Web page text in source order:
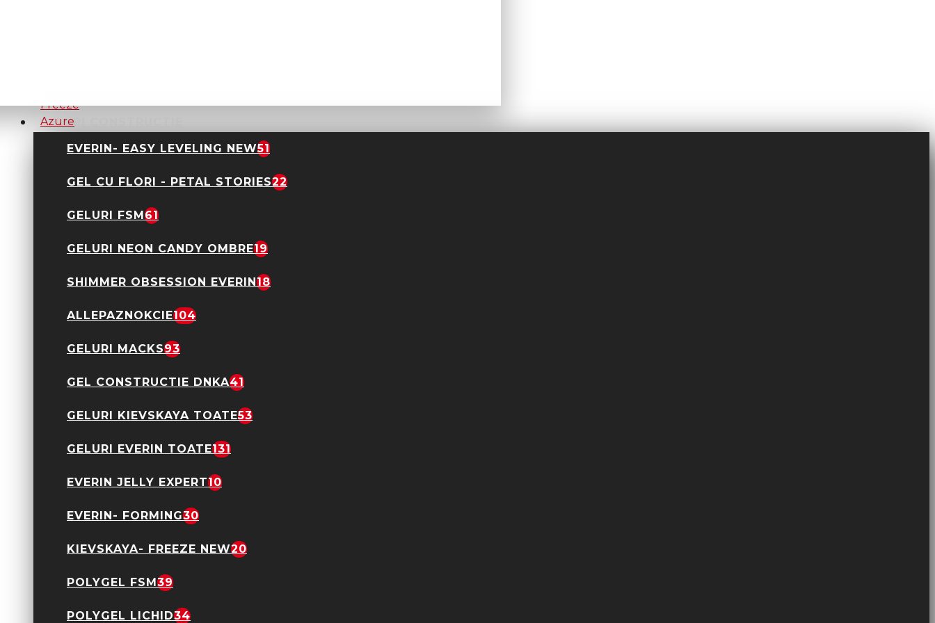
GELURI CONSTRUCTIE
EVERIN- EASY LEVELING NEW51
GEL CU FLORI - PETAL STORIES22
GELURI FSM61
GELURI NEON CANDY OMBRE19
SHIMMER OBSESSION EVERIN18
ALLEPAZNOKCIE104
GELURI MACKS93
GEL CONSTRUCTIE DNKA41
GELURI KIEVSKAYA TOATE53
GELURI EVERIN TOATE131
EVERIN JELLY EXPERT10
EVERIN- FORMING30
KIEVSKAYA- FREEZE NEW20
POLYGEL FSM39
POLYGEL LICHID34
Gel Autonivelant
Azure Afternoon
95,00 Lei
Gel Autonivelant
Kievskaya Freeze
95,00 Lei
Gel Autonivelant
95,00 Lei
Gel Autonivelant